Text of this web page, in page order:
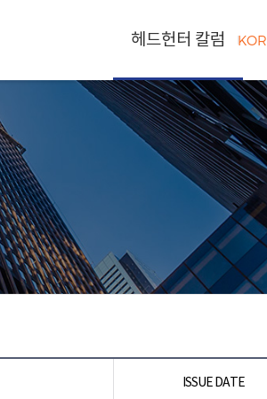
헤드헌터 칼럼 KOR
ISSUE DATE